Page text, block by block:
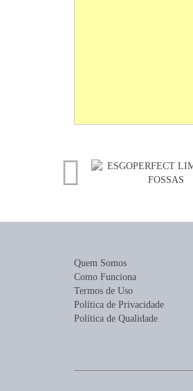
Quem Somos
Como Funciona
Termos de Uso
Política de Privacidade
Política de Qualidade